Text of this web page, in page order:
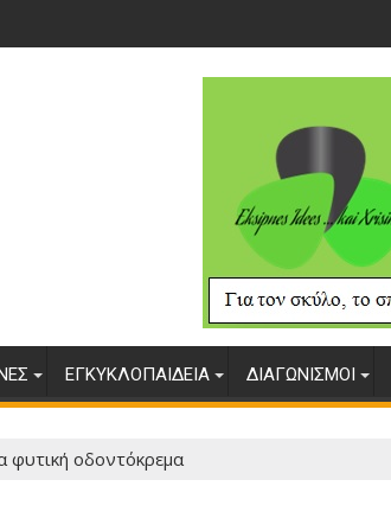
ΕΓΚΥΚΛΟΠΑΙΔΕΙΑ ΔΙΑΓΩΝΙΣΜΟΙ
φυτική οδοντόκρεμα